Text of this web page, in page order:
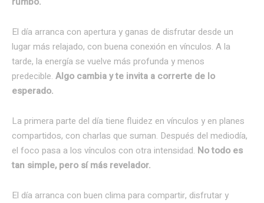
El día arranca con apertura y ganas de disfrutar desde un
lugar más relajado, con buena conexión en vínculos. A la
tarde, la energía se vuelve más profunda y menos
predecible. Algo cambia y te invita a correrte de lo
esperado.
La primera parte del día tiene fluidez en vínculos y en planes
compartidos, con charlas que suman. Después del mediodía,
el foco pasa a los vínculos con otra intensidad. No todo es
tan simple, pero sí más revelador.
El día arranca con buen clima para compartir, disfrutar y